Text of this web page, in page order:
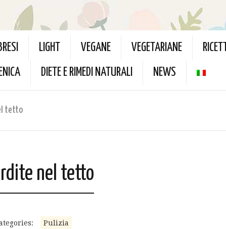
LIGHT VEGANE VEGETARIANE
DIETE E RIMEDI NATURALI NEWS
tetto
nel tetto
Pulizia